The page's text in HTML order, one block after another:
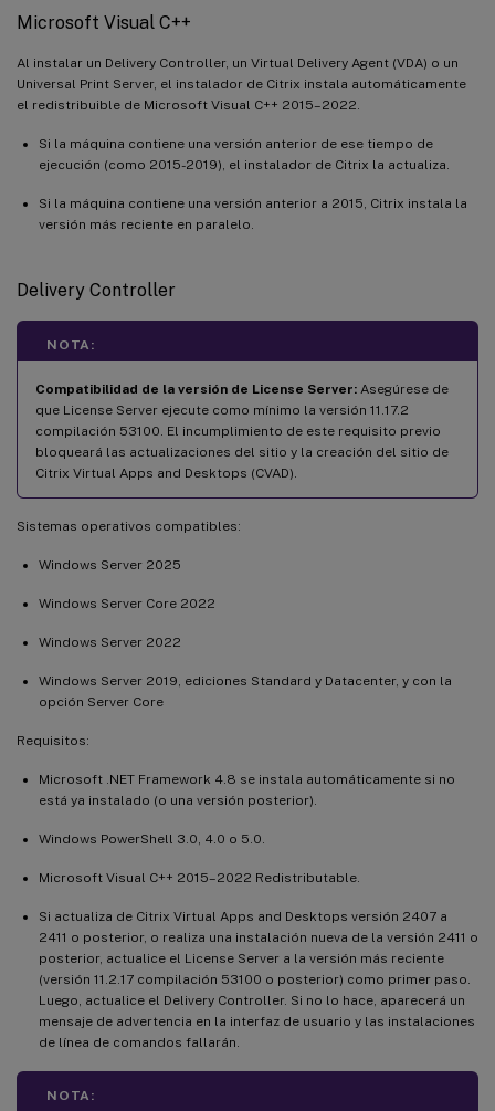
Microsoft Visual C++
Al instalar un Delivery Controller, un Virtual Delivery Agent (VDA) o un
Universal Print Server, el instalador de Citrix instala automáticamente
el redistribuible de Microsoft Visual C++ 2015–2022.
Si la máquina contiene una versión anterior de ese tiempo de
ejecución (como 2015-2019), el instalador de Citrix la actualiza.
Si la máquina contiene una versión anterior a 2015, Citrix instala la
versión más reciente en paralelo.
Delivery Controller
NOTA:
Compatibilidad de la versión de License Server: Asegúrese de
que License Server ejecute como mínimo la versión 11.17.2
compilación 53100. El incumplimiento de este requisito previo
bloqueará las actualizaciones del sitio y la creación del sitio de
Citrix Virtual Apps and Desktops (CVAD).
Sistemas operativos compatibles:
Windows Server 2025
Windows Server Core 2022
Windows Server 2022
Windows Server 2019, ediciones Standard y Datacenter, y con la
opción Server Core
Requisitos:
Microsoft .NET Framework 4.8 se instala automáticamente si no
está ya instalado (o una versión posterior).
Windows PowerShell 3.0, 4.0 o 5.0.
Microsoft Visual C++ 2015–2022 Redistributable.
Si actualiza de Citrix Virtual Apps and Desktops versión 2407 a
2411 o posterior, o realiza una instalación nueva de la versión 2411 o
posterior, actualice el License Server a la versión más reciente
(versión 11.2.17 compilación 53100 o posterior) como primer paso.
Luego, actualice el Delivery Controller. Si no lo hace, aparecerá un
mensaje de advertencia en la interfaz de usuario y las instalaciones
de línea de comandos fallarán.
NOTA: